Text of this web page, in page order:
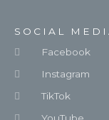
SOCIAL
Facebook
Instagram
TikTok